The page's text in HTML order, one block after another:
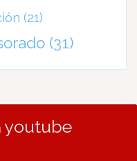
(21)
(31)
youtube